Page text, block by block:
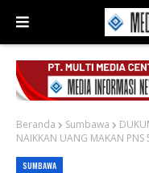
Beranda Sumbawa
NAIKKAN UANG MAKAN PNS
SUMBAWA